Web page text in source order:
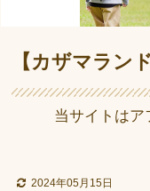
【カザマラン
当サイトはア
2024年05月15日